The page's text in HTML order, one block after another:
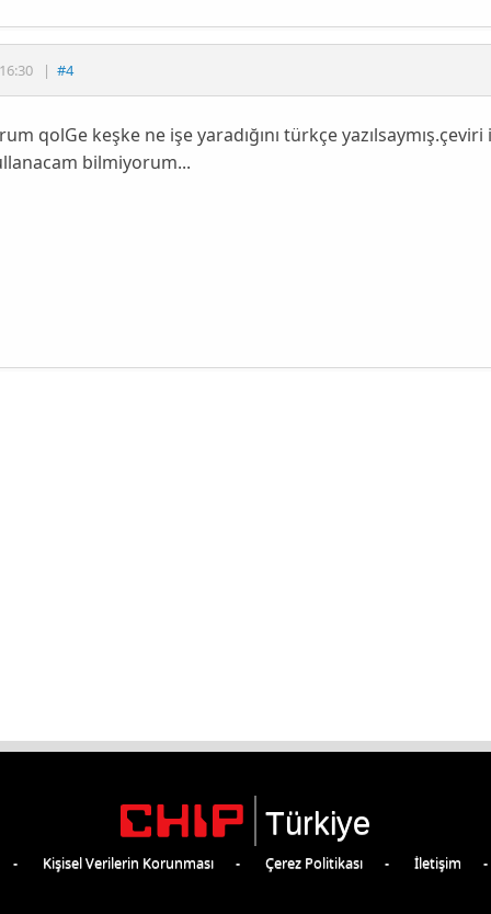
16:30 | #4
qolGe keşke ne işe yaradığını türkçe
bilmiyorum...
Türkiye
Kişisel Verilerin Korunması Çerez Politikası İletişim